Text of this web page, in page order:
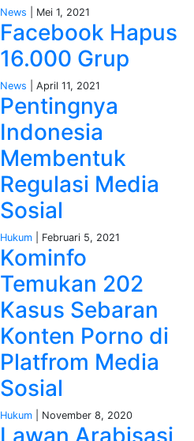
News | Mei 1, 2021
Facebook Hapus
16.000 Grup
News | April 11, 2021
Pentingnya
Indonesia
Membentuk
Regulasi Media
Sosial
Hukum| Februari 5, 2021
Kominfo
Temukan 202
Kasus Sebaran
Konten Porno di
Platfrom Media
Sosial
Hukum| November 8, 2020